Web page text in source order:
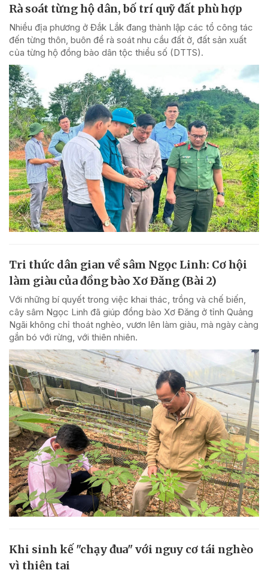
Rà soát từng hộ dân, bố trí quỹ đất phù hợp
Nhiều địa phương ở Đắk Lắk đang thành lập các tổ công tác
đến từng thôn, buôn để rà soát nhu cầu đất ở, đất sản xuất
của từng hộ đồng bào dân tộc thiểu số (DTTS).
Tri thức dân gian về sâm Ngọc Linh: Cơ hội
làm giàu của đồng bào Xơ Đăng (Bài 2)
Với những bí quyết trong việc khai thác, trồng và chế biến,
cây sâm Ngọc Linh đã giúp đồng bào Xơ Đăng ở tỉnh Quảng
Ngãi không chỉ thoát nghèo, vươn lên làm giàu, mà ngày càng
gắn bó với rừng, với thiên nhiên.
Khi sinh kế "chạy đua" với nguy cơ tái nghèo
vì thiên tai